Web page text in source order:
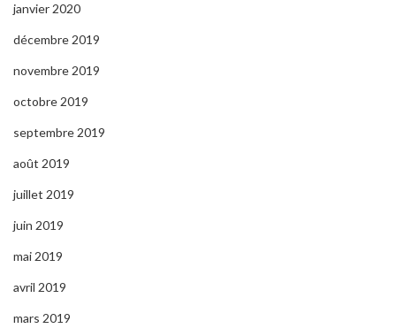
janvier 2020
décembre 2019
novembre 2019
octobre 2019
septembre 2019
août 2019
juillet 2019
juin 2019
mai 2019
avril 2019
mars 2019